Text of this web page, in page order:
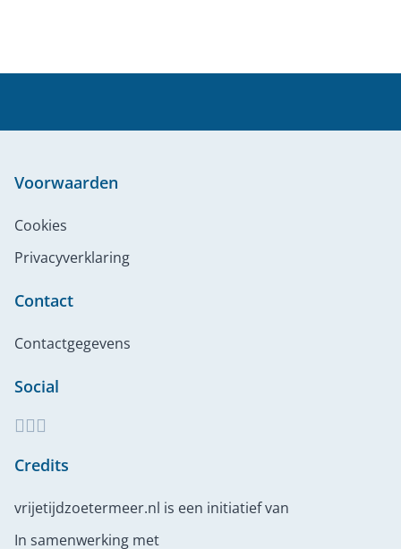
Voorwaarden
Cookies
Privacyverklaring
Contact
Contactgegevens
Social
Credits
vrijetijdzoetermeer.nl is een initiatief van
In samenwerking met